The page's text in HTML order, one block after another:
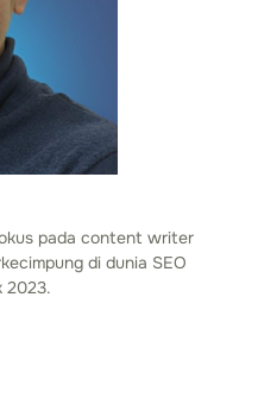
pada content writer
di dunia SEO
2023.